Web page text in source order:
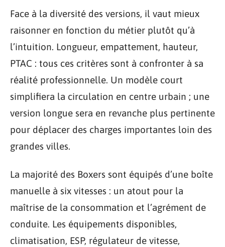
Face à la diversité des versions, il vaut mieux
raisonner en fonction du métier plutôt qu’à
l’intuition. Longueur, empattement, hauteur,
PTAC : tous ces critères sont à confronter à sa
réalité professionnelle. Un modèle court
simplifiera la circulation en centre urbain ; une
version longue sera en revanche plus pertinente
pour déplacer des charges importantes loin des
grandes villes.
La majorité des Boxers sont équipés d’une boîte
manuelle à six vitesses : un atout pour la
maîtrise de la consommation et l’agrément de
conduite. Les équipements disponibles,
climatisation, ESP, régulateur de vitesse,